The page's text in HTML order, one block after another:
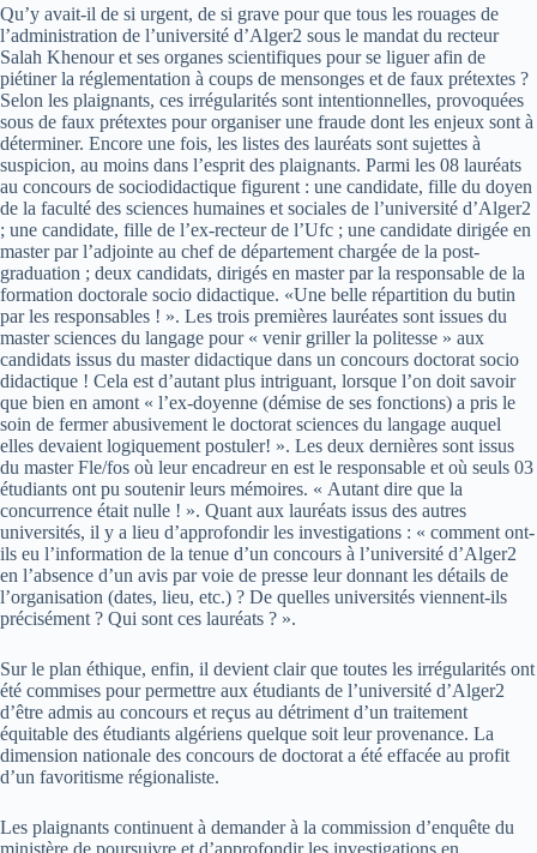
Qu’y avait-il de si urgent, de si grave pour que tous les rouages de
l’administration de l’université d’Alger2 sous le mandat du recteur
Salah Khenour et ses organes scientifiques pour se liguer afin de
piétiner la réglementation à coups de mensonges et de faux prétextes ?
Selon les plaignants, ces irrégularités sont intentionnelles, provoquées
sous de faux prétextes pour organiser une fraude dont les enjeux sont à
déterminer. Encore une fois, les listes des lauréats sont sujettes à
suspicion, au moins dans l’esprit des plaignants. Parmi les 08 lauréats
au concours de sociodidactique figurent : une candidate, fille du doyen
de la faculté des sciences humaines et sociales de l’université d’Alger2
; une candidate, fille de l’ex-recteur de l’Ufc ; une candidate dirigée en
master par l’adjointe au chef de département chargée de la post-
graduation ; deux candidats, dirigés en master par la responsable de la
formation doctorale socio didactique. «Une belle répartition du butin
par les responsables ! ». Les trois premières lauréates sont issues du
master sciences du langage pour « venir griller la politesse » aux
candidats issus du master didactique dans un concours doctorat socio
didactique ! Cela est d’autant plus intriguant, lorsque l’on doit savoir
que bien en amont « l’ex-doyenne (démise de ses fonctions) a pris le
soin de fermer abusivement le doctorat sciences du langage auquel
elles devaient logiquement postuler! ». Les deux dernières sont issus
du master Fle/fos où leur encadreur en est le responsable et où seuls 03
étudiants ont pu soutenir leurs mémoires. « Autant dire que la
concurrence était nulle ! ». Quant aux lauréats issus des autres
universités, il y a lieu d’approfondir les investigations : « comment ont-
ils eu l’information de la tenue d’un concours à l’université d’Alger2
en l’absence d’un avis par voie de presse leur donnant les détails de
l’organisation (dates, lieu, etc.) ? De quelles universités viennent-ils
précisément ? Qui sont ces lauréats ? ».
Sur le plan éthique, enfin, il devient clair que toutes les irrégularités ont
été commises pour permettre aux étudiants de l’université d’Alger2
d’être admis au concours et reçus au détriment d’un traitement
équitable des étudiants algériens quelque soit leur provenance. La
dimension nationale des concours de doctorat a été effacée au profit
d’un favoritisme régionaliste.
Les plaignants continuent à demander à la commission d’enquête du